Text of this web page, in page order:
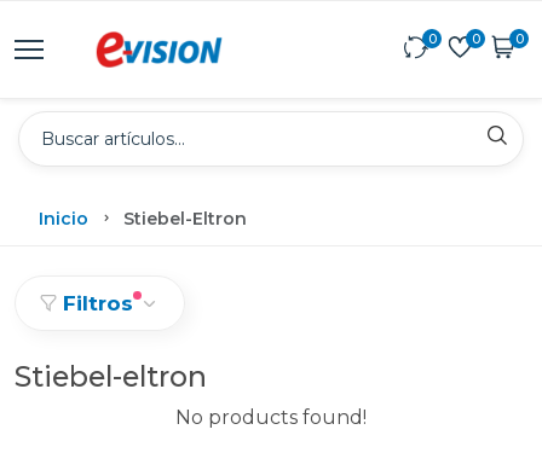
0 0 0
Inicio Stiebel-Eltron
Filtros
Stiebel-eltron
No products found!